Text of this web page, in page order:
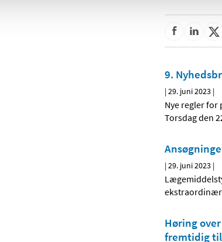
9.
|29. juni 2023 |
Nye regler for
Torsdag den
|29. juni 2023 |
Høring
fremtidig